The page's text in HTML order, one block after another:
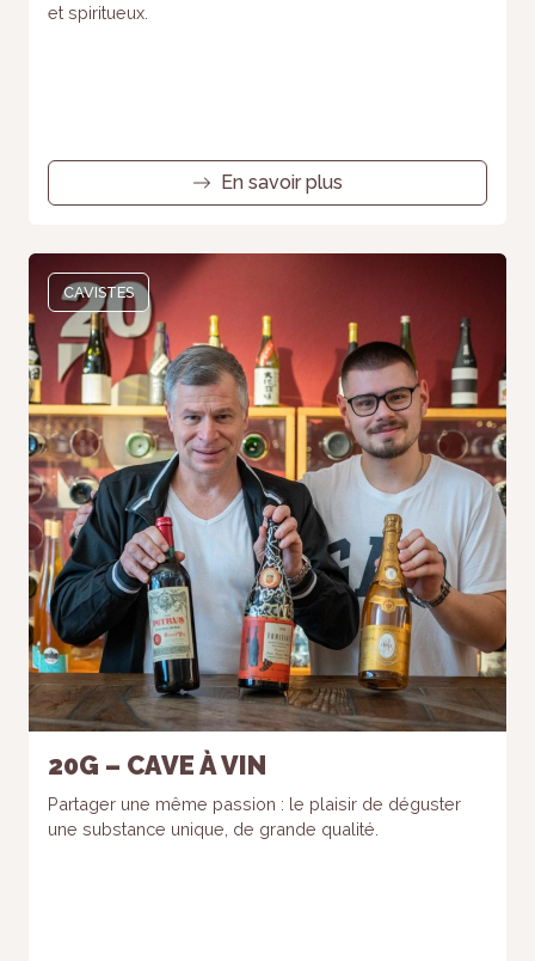
et spiritueux.
En savoir plus
CAVISTES
20G – CAVE À VIN
Partager une même passion : le plaisir de déguster
une substance unique, de grande qualité.